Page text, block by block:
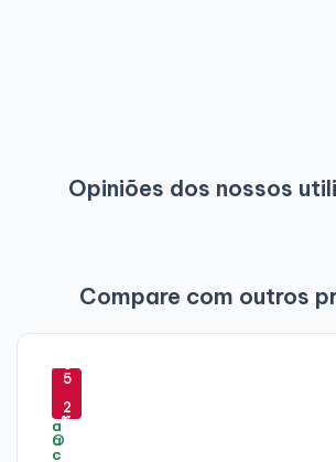
Opiniões dos nossos
Compare com outros
4
9
%
-
6
%
-
6
%
5
2
%